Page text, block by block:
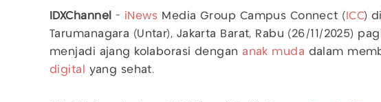
IDXChannel - iNews Media Group Campus Connect ( ICC)
Tarumanagara (Untar), Jakarta Barat, Rabu (26/11/2025)
menjadi ajang kolaborasi dengananak muda dalam
digital
yang sehat.